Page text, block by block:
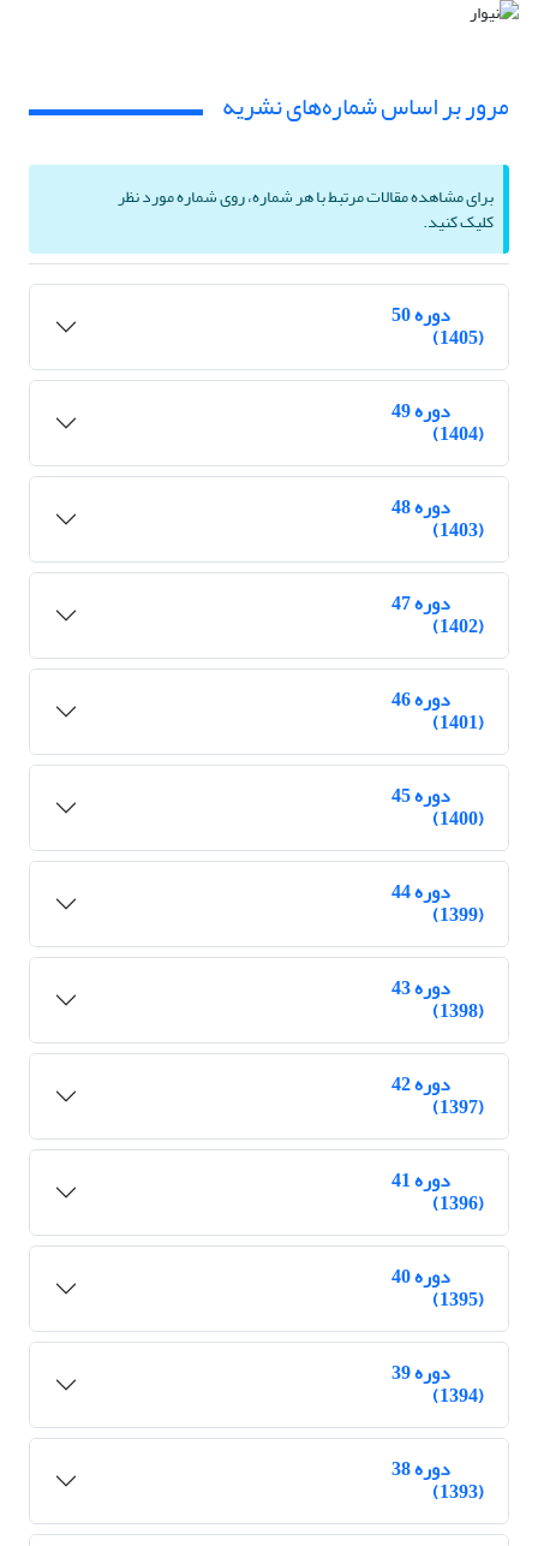
مرور بر اساس شماره‌های نشریه
برای مشاهده مقالات مرتبط با هر شماره، روی شماره مورد نظر
کلیک کنید.
دوره 50
(1405)
دوره 49
(1404)
دوره 48
(1403)
دوره 47
(1402)
دوره 46
(1401)
دوره 45
(1400)
دوره 44
(1399)
دوره 43
(1398)
دوره 42
(1397)
دوره 41
(1396)
دوره 40
(1395)
دوره 39
(1394)
دوره 38
(1393)